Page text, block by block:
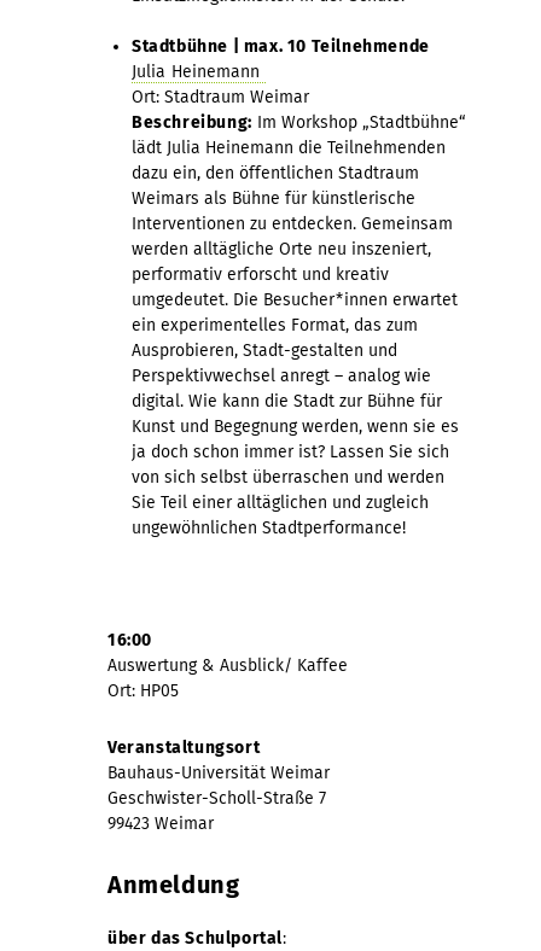
Stadtbühne | max. 10 Teilnehmende
Julia Heinemann
Ort: Stadtraum Weimar
Beschreibung: Im Workshop „Stadtbühne“
lädt Julia Heinemann die Teilnehmenden
dazu ein, den öffentlichen Stadtraum
Weimars als Bühne für künstlerische
Interventionen zu entdecken. Gemeinsam
werden alltägliche Orte neu inszeniert,
performativ erforscht und kreativ
umgedeutet. Die Besucher*innen erwartet
ein experimentelles Format, das zum
Ausprobieren, Stadt-gestalten und
Perspektivwechsel anregt – analog wie
digital. Wie kann die Stadt zur Bühne für
Kunst und Begegnung werden, wenn sie es
ja doch schon immer ist? Lassen Sie sich
von sich selbst überraschen und werden
Sie Teil einer alltäglichen und zugleich
ungewöhnlichen Stadtperformance!
16:00
Auswertung & Ausblick/ Kaffee
Ort: HP05
Veranstaltungsort
Bauhaus-Universität Weimar
Geschwister-Scholl-Straße 7
99423 Weimar
Anmeldung
über das Schulportal: